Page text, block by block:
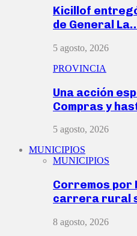
Kicillof
de General
5 agosto, 2026
PROVINCIA
Una acción
Compras y
5 agosto, 2026
MUNICIPIOS
MUNICIPIOS
Corremos por
carrera rural
8 agosto, 2026